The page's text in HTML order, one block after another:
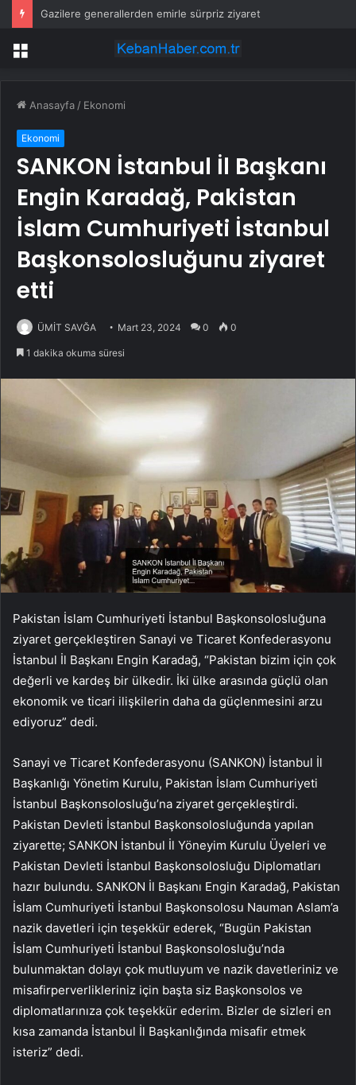
Gazilere generallerden emirle sürpriz ziyaret
Menü
Anasayfa / Ekonomi
Ekonomi
SANKON İstanbul İl Başkanı
Engin Karadağ, Pakistan
İslam Cumhuriyeti İstanbul
Başkonsolosluğunu ziyaret
etti
ÜMİT SAVĞA Mart 23, 2024 0 0
1 dakika okuma süresi
Pakistan İslam Cumhuriyeti İstanbul Başkonsolosluğuna
ziyaret gerçekleştiren Sanayi ve Ticaret Konfederasyonu
İstanbul İl Başkanı Engin Karadağ, “Pakistan bizim için çok
değerli ve kardeş bir ülkedir. İki ülke arasında güçlü olan
ekonomik ve ticari ilişkilerin daha da güçlenmesini arzu
ediyoruz” dedi.
Sanayi ve Ticaret Konfederasyonu (SANKON) İstanbul İl
Başkanlığı Yönetim Kurulu, Pakistan İslam Cumhuriyeti
İstanbul Başkonsolosluğu’na ziyaret gerçekleştirdi.
Pakistan Devleti İstanbul Başkonsolosluğunda yapılan
ziyarette; SANKON İstanbul İl Yöneyim Kurulu Üyeleri ve
Pakistan Devleti İstanbul Başkonsolosluğu Diplomatları
hazır bulundu. SANKON İl Başkanı Engin Karadağ, Pakistan
İslam Cumhuriyeti İstanbul Başkonsolosu Nauman Aslam’a
nazik davetleri için teşekkür ederek, “Bugün Pakistan
İslam Cumhuriyeti İstanbul Başkonsolosluğu’nda
bulunmaktan dolayı çok mutluyum ve nazik davetleriniz ve
misafirperverlikleriniz için başta siz Başkonsolos ve
diplomatlarınıza çok teşekkür ederim. Bizler de sizleri en
kısa zamanda İstanbul İl Başkanlığında misafir etmek
isteriz” dedi.